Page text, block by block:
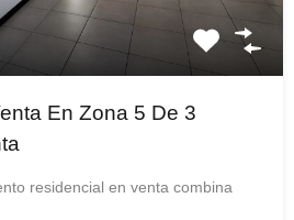
En Zona 5 De 3
residencial en venta combina